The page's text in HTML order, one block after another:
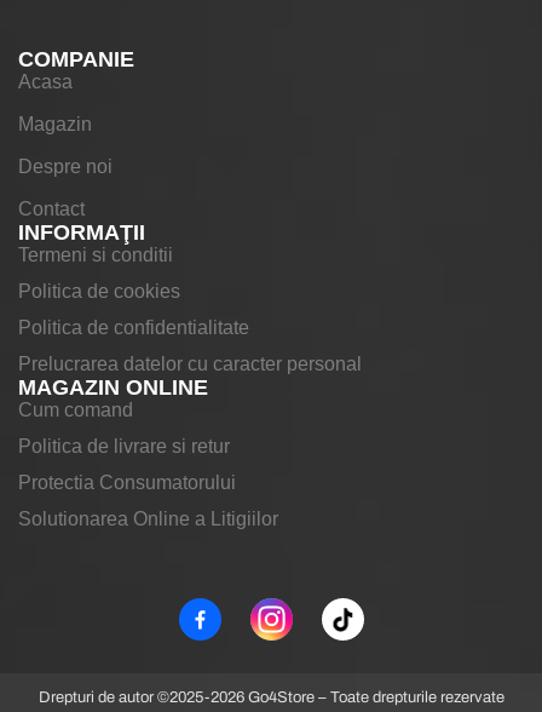
COMPANIE
Acasa
Magazin
Despre noi
Contact
INFORMAŢII
Termeni si conditii
Politica de cookies
Politica de confidentialitate
Prelucrarea datelor cu caracter personal
MAGAZIN ONLINE
Cum comand
Politica de livrare si retur
Protectia Consumatorului
Solutionarea Online a Litigiilor
Drepturi de autor ©2025-2026 Go4Store – Toate drepturile rezervate